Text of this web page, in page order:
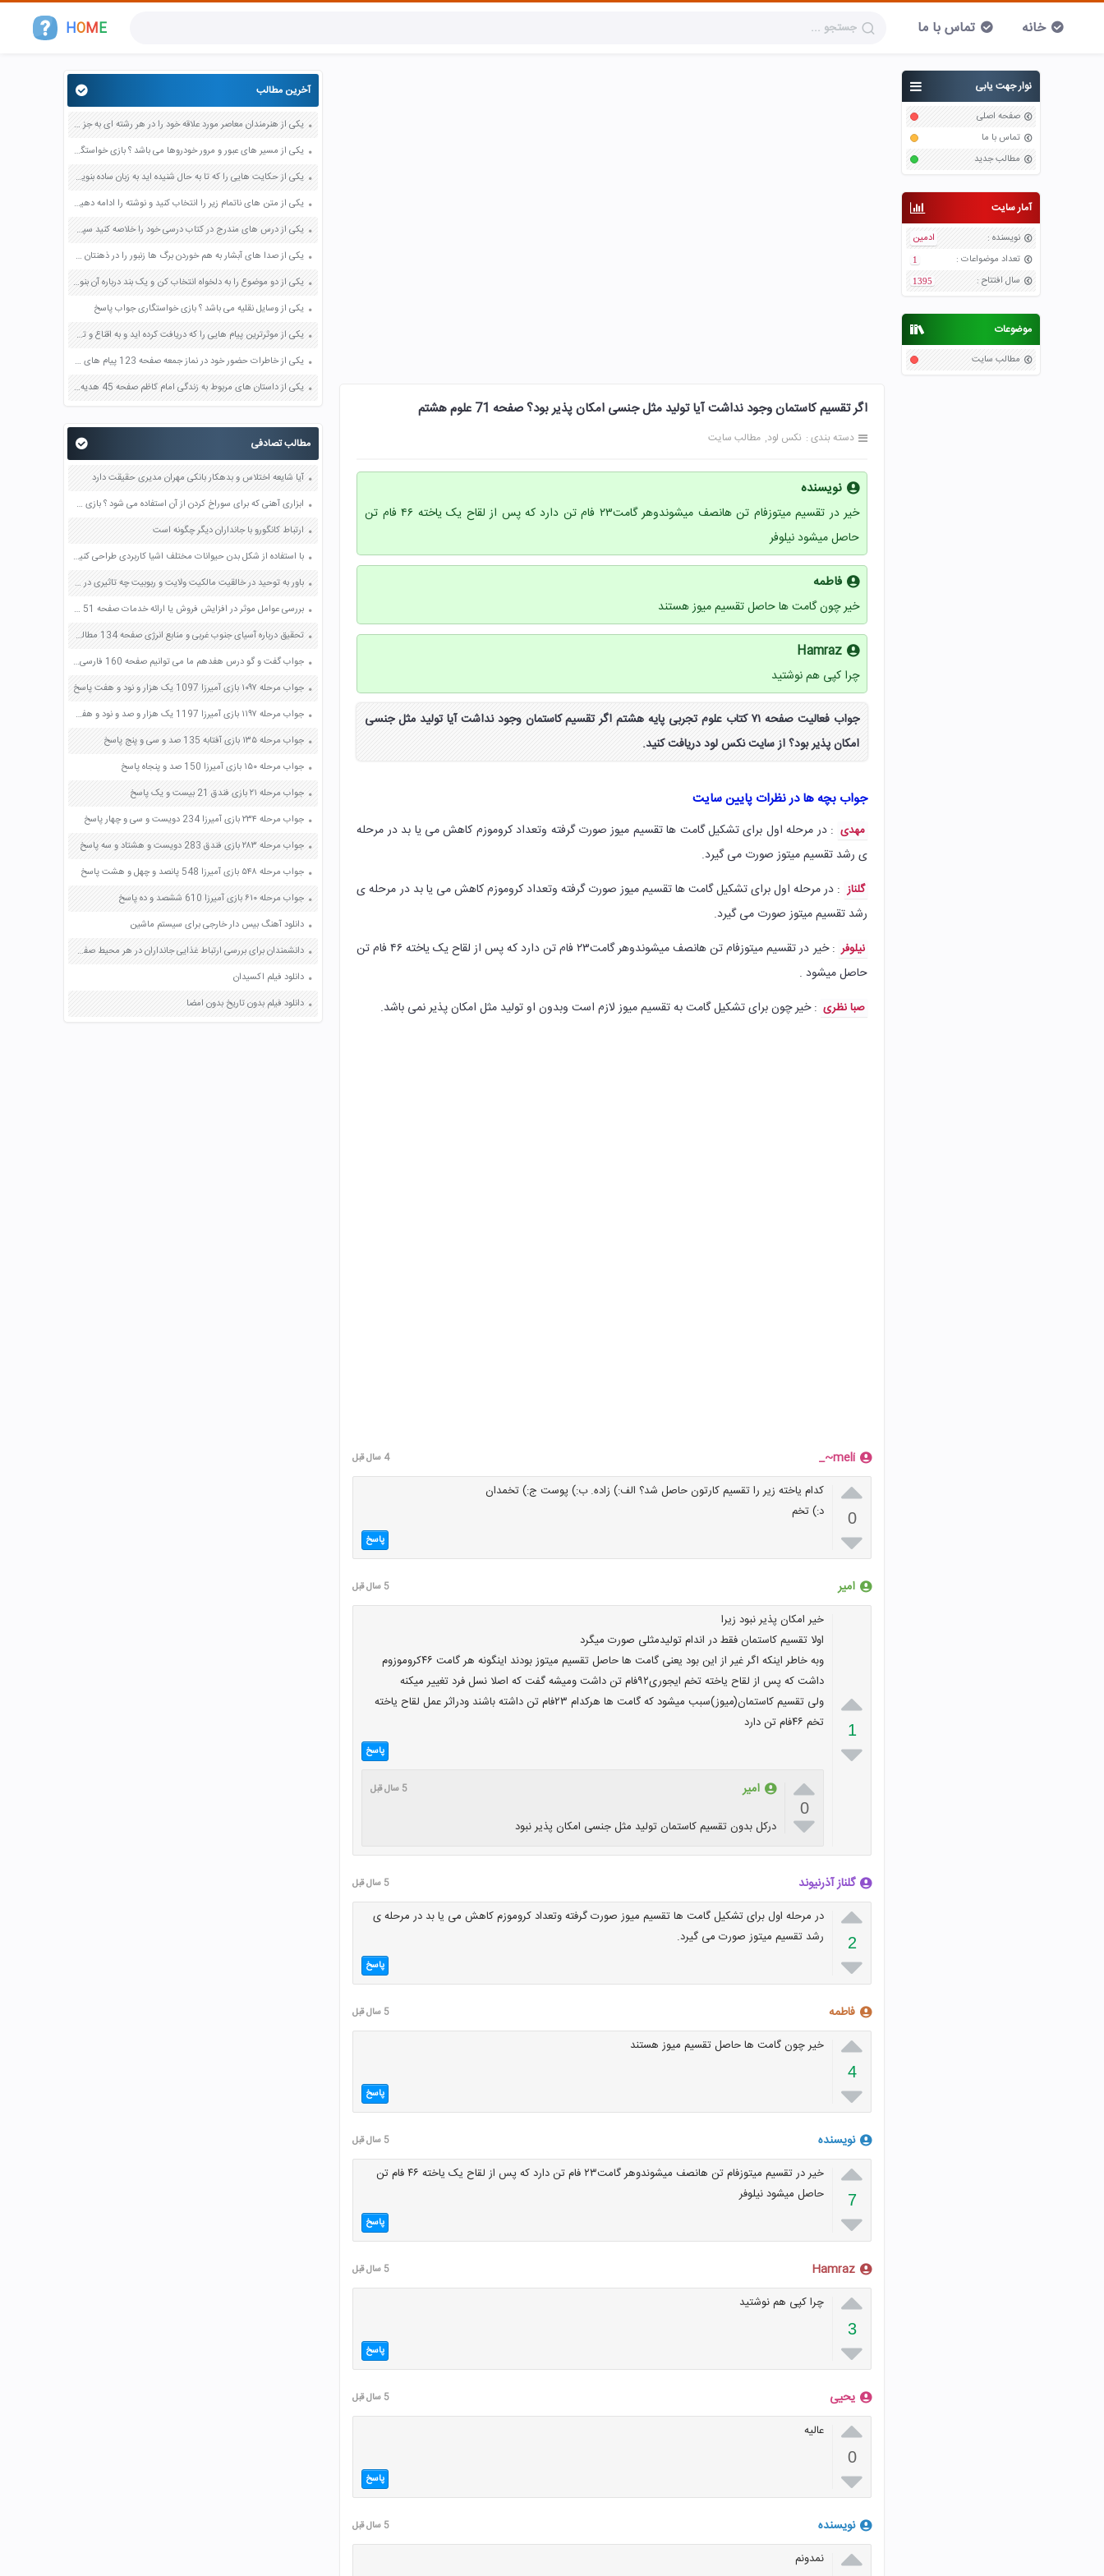
HOME خانه تماس با ما
نوار جهت یابی
صفحه اصلی
تماس با ما
مطالب جدید
آمار سایت
نویسنده :
ادمین
تعداد موضواعات :
1
سال افتتاح :
1395
موضوعات
مطالب سایت
اگر تقسیم کاستمان وجود نداشت آیا تولید مثل جنسی امکان پذیر بود؟ صفحه 71 علوم هشتم
دسته بندی : نکس لود مطالب سایت
نویسنده
خیر در تقسیم میتوزفام تن هانصف میشوندوهر گامت۲۳ فام تن دارد که پس از لقاح یک یاخته ۴۶ فام تن
حاصل میشود نیلوفر
فاطمه
خیر چون گامت ها حاصل تقسیم میوز هستند
Hamraz
چرا کپی هم نوشتید
جواب فعالیت صفحه ۷۱ کتاب علوم تجربی پایه هشتم اگر تقسیم کاستمان وجود نداشت آیا تولید مثل جنسی
امکان پذیر بود؟ از سایت نکس لود دریافت کنید.
جواب بچه ها در نظرات پایین سایت
مهدی : در مرحله اول برای تشکیل گامت ها تقسیم میوز صورت گرفته وتعداد کروموزم کاهش می یا بد در مرحله
ی رشد تقسیم میتوز صورت می گیرد.
گلناز : در مرحله اول برای تشکیل گامت ها تقسیم میوز صورت گرفته وتعداد کروموزم کاهش می یا بد در مرحله ی
رشد تقسیم میتوز صورت می گیرد.
نیلوفر
: خیر در تقسیم میتوزفام تن هانصف میشوندوهر گامت۲۳ فام تن دارد که پس از لقاح یک یاخته ۴۶ فام تن
حاصل میشود .
صبا نظری : خیر چون برای تشکیل گامت به تقسیم میوز لازم است وبدون او تولید مثل امکان پذیر نمی باشد.
meli~_ 4 سال قبل

0

کدام یاخته زیر را تقسیم کارتون حاصل شد؟ الف:) زاده. ب:) پوست ج:) تخمدان
د:) تخم
پاسخ
امیر 5 سال قبل

1

خیر امکان پذیر نبود زیرا
اولا تقسیم کاستمان فقط در اندام تولیدمثلی صورت میگرد
وبه خاطر اینکه اگر غیر از این بود یعنی گامت ها حاصل تقسیم میتوز بودند اینگونه هر گامت ۴۶کروموزوم
داشت که پس از لقاح یاخته تخم ایجوری۹۲فام تن داشت ومیشه گفت که اصلا نسل فرد تغییر میکنه
ولی تقسیم کاستمان(میوز)سبب میشود که گامت ها هرکدام ۲۳فام تن داشته باشند ودراثر عمل لقاح یاخته
تخم ۴۶فام تن دارد
پاسخ

0

امیر 5 سال قبل
درکل بدون تقسیم کاستمان تولید مثل جنسی امکان پذیر نبود
گلناز آذرنیوند 5 سال قبل

2

در مرحله اول برای تشکیل گامت ها تقسیم میوز صورت گرفته وتعداد کروموزم کاهش می یا بد در مرحله ی
رشد تقسیم میتوز صورت می گیرد.
پاسخ
فاطمه 5 سال قبل

4

خیر چون گامت ها حاصل تقسیم میوز هستند
پاسخ
نویسنده 5 سال قبل

7

خیر در تقسیم میتوزفام تن هانصف میشوندوهر گامت۲۳ فام تن دارد که پس از لقاح یک یاخته ۴۶ فام تن
حاصل میشود نیلوفر
پاسخ
Hamraz 5 سال قبل

3

چرا کپی هم نوشتید
پاسخ
یحیی 5 سال قبل

0

عالیه
پاسخ
نویسنده 5 سال قبل
 نمدونم
آخرین مطالب
یکی از هنرمندان معاصر مورد علاقه خود را در هر رشته ای به جز عکاسی صفحه 69 فرهنگ و هنر نهم
یکی از مسیر های عبور و مرور خودروها می باشد ؟ بازی خواستگاری جواب پاسخ
یکی از حکایت هایی را که تا به حال شنیده اید به زبان ساده بنویسید صفحه 97 نگارش ششم دبستان
یکی از متن های ناتمام زیر را انتخاب کنید و نوشته را ادامه دهید صفحه 73 و 74 کتاب نگارش فارسی پنجم دبستان
یکی از درس های مندرج در کتاب درسی خود را خلاصه کنید سپس متن خلاصه شده را با بهره گیری از روش های دسته بندی نمودار جدول نقشه مفهومی نشان دهید صفحه 118 نگارش یازدهم
یکی از صدا های آبشار به هم خوردن برگ ها زنبور را در ذهنتان مجسم کنید و درباره آن یک بند بنویسید صفحه 11 نگارش پنجم
یکی از دو موضوع را به دلخواه انتخاب کن و یک بند درباره آن بنویس صفحه 35 کتاب نگارش فارسی سوم
یکی از وسایل نقلیه می باشد ؟ بازی خواستگاری جواب پاسخ
یکی از موثرترین پیام هایی را که دریافت کرده اید و به اقناع و تغییری جدی در شما منجر شده است برسی کنید و علت این تاثیر گذاری قابل توجه را بنویسید صفحه 52 تفکر و سواد رسانه ای دهم
یکی از خاطرات حضور خود در نماز جمعه صفحه 123 پیام های آسمان هفتم
یکی از داستان های مربوط به زندگی امام کاظم صفحه 45 هدیه های آسمان چهارم
مطالب تصادفی
آیا شایعه اختلاس و بدهکار بانکی مهران مدیری حقیقت دارد
ابزاری آهنی که برای سوراخ کردن از آن استفاده می شود ؟ بازی خواستگاری جواب پاسخ
ارتباط کانگورو با جانداران دیگر چگونه است
با استفاده از شکل بدن حیوانات مختلف اشیا کاربردی طراحی کنید صفحه 15 فرهنگ و هنر هشتم
باور به توحید در خالقیت مالکیت ولایت و ربوبیت چه تاثیری در زندگی ما می گذارد صفحه 26 دین و زندگی دوازدهم
بررسی عوامل موثر در افزایش فروش یا ارائه خدمات صفحه 51 کار و فناوری هفتم
تحقیق درباره آسیای جنوب غربی و منابع انرژی صفحه 134 مطالعات اجتماعی هشتم
جواب گفت و گو درس هفدهم ما می توانیم صفحه 160 فارسی هفتم
جواب مرحله ۱۰۹۷ بازی آمیرزا 1097 یک هزار و نود و هفت پاسخ
جواب مرحله ۱۱۹۷ بازی آمیرزا 1197 یک هزار و صد و نود و هفت پاسخ
جواب مرحله ۱۳۵ بازی آفتابه 135 صد و سی و پنج پاسخ
جواب مرحله ۱۵۰ بازی آمیرزا 150 صد و پنجاه پاسخ
جواب مرحله ۲۱ بازی فندق 21 بیست و یک پاسخ
جواب مرحله ۲۳۴ بازی آمیرزا 234 دویست و سی و چهار پاسخ
جواب مرحله ۲۸۳ بازی فندق 283 دویست و هشتاد و سه پاسخ
جواب مرحله ۵۴۸ بازی آمیرزا 548 پانصد و چهل و هشت پاسخ
جواب مرحله ۶۱۰ بازی آمیرزا 610 ششصد و ده پاسخ
دانلود آهنگ بیس دار خارجی برای سیستم ماشین
دانشمندان برای بررسی ارتباط غذایی جانداران در هر محیط صفحه 88 علوم ششم
دانلود فیلم اکسیدان
دانلود فیلم بدون تاریخ بدون امضا